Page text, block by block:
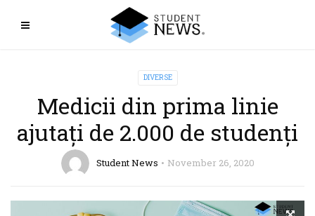
DIVERSE
Medicii din prima linie
ajutați de 2.000 de studenți
Student News November 26, 2020